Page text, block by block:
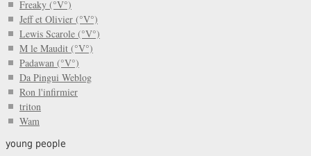
Freaky (°V°)
Jeff et Olivier (°V°)
Lewis Scarole (°V°)
M le Maudit (°V°)
Padawan (°V°)
Da Pingui Weblog
Ron l'infirmier
triton
Wam
young people